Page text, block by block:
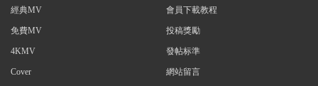
經典MV
免費MV
4KMV
Cover
會員下載教程
投稿獎勵
發帖标準
網站留言